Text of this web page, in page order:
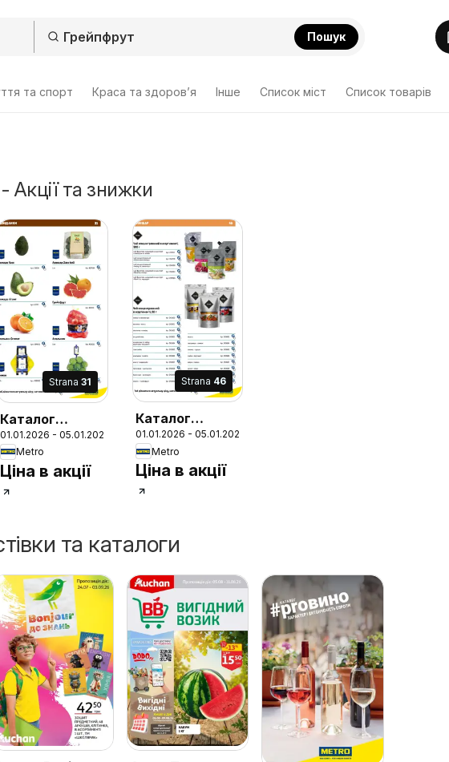
Пошук
та спорт Краса та здоров’я Інше Cписок міст Список товарів
Акції та знижки
Strana 31
Каталог
товарів для
готелів
01.01.2026 - 05.01.2027
Metro
Ціна в акції
Strana 46
Каталог
товарів для
готелів
01.01.2026 - 05.01.2027
Metro
Ціна в акції
та каталоги